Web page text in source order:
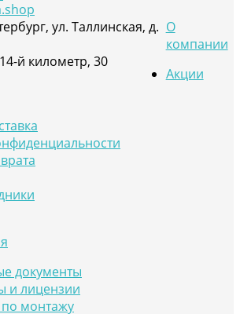
ул. Таллинская, д.
й километр, 30
О
компании
Акции
документы
и лицензии
монтажу